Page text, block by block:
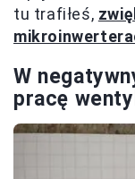
tu trafiłeś,
W
pracę